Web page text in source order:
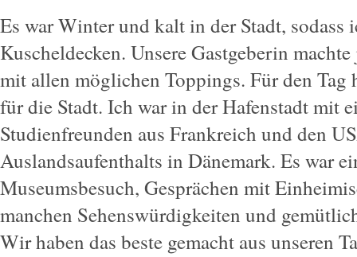
Es war Winter und kalt in der Stadt, sodass
Kuscheldecken. Unsere Gastgeberin
mit allen möglichen Toppings. Für den Tag
für die Stadt. Ich war in der Hafenstadt mit
Studienfreunden aus Frankreich und den
Auslandsaufenthalts in Dänemark. Es war
Museumsbesuch, Gesprächen mit
manchen Sehenswürdigkeiten und
Wir haben das beste gemacht aus unseren